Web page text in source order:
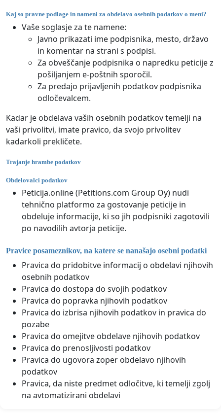
Kaj so pravne podlage in nameni za obdelavo osebnih podatkov o meni?
Vaše soglasje za te namene:
Javno prikazati ime podpisnika, mesto, državo
in komentar na strani s podpisi.
Za obveščanje podpisnika o napredku peticije z
pošiljanjem e-poštnih sporočil.
Za predajo prijavljenih podatkov podpisnika
odločevalcem.
Kadar je obdelava vaših osebnih podatkov temelji na
vaši privolitvi, imate pravico, da svojo privolitev
kadarkoli prekličete.
Trajanje hrambe podatkov
Obdelovalci podatkov
Peticija.online (Petitions.com Group Oy) nudi
tehnično platformo za gostovanje peticije in
obdeluje informacije, ki so jih podpisniki zagotovili
po navodilih avtorja peticije.
Pravice posameznikov, na katere se nanašajo osebni podatki
Pravica do pridobitve informacij o obdelavi njihovih
osebnih podatkov
Pravica do dostopa do svojih podatkov
Pravica do popravka njihovih podatkov
Pravica do izbrisa njihovih podatkov in pravica do
pozabe
Pravica do omejitve obdelave njihovih podatkov
Pravica do prenosljivosti podatkov
Pravica do ugovora zoper obdelavo njihovih
podatkov
Pravica, da niste predmet odločitve, ki temelji zgolj
na avtomatizirani obdelavi